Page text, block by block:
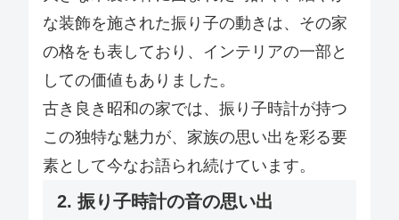
な装飾を施された振り子の動きは、その家
の格をも表しており、インテリアの一部と
しての価値もありました。
古き良き昭和の家では、振り子時計が持つ
この独特な魅力が、家族の思い出を彩る要
素として今なお語られ続けています。
2. 振り子時計の音の思い出